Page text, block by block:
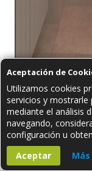
Aceptación de
Utilizamos cookies
servicios y mostrarle
mediante el análisis
navegando,
configuración u
Aceptar
Mueble de baño